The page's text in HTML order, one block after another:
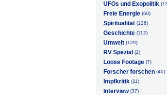
UFOs und Exopolitik
Freie Energie (60)
Spiritualität (126)
Geschichte (112)
Umwelt (129)
RV Spezial (2)
Loose Footage (7)
Forscher forschen (40)
Impfkritik (11)
Interview(37)